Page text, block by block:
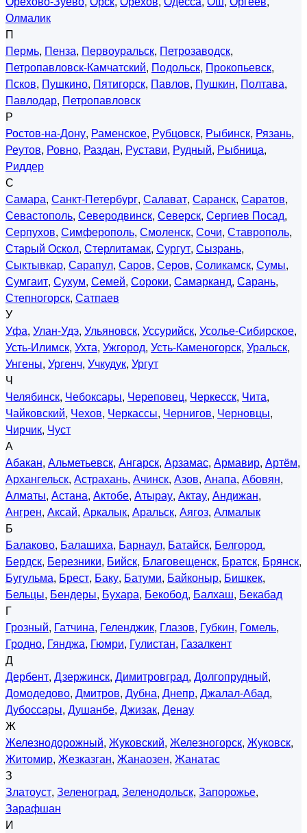
Олмалик
П
Пермь, Пенза, Первоуральск, Петрозаводск,
Петропавловск-Камчатский, Подольск, Прокопьевск,
Псков, Пушкино, Пятигорск, Павлов, Пушкин, Полтава,
Павлодар, Петропавловск
Р
Ростов-на-Дону, Раменское, Рубцовск, Рыбинск, Рязань,
Реутов, Ровно, Раздан, Рустави, Рудный, Рыбница,
Риддер
С
Самара, Санкт-Петербург, Салават, Саранск, Саратов,
Севастополь, Северодвинск, Северск, Сергиев Посад,
Серпухов, Симферополь, Смоленск, Сочи, Ставрополь,
Старый Оскол, Стерлитамак, Сургут, Сызрань,
Сыктывкар, Сарапул, Саров, Серов, Соликамск, Сумы,
Сумгаит, Сухум, Семей, Сороки, Самарканд, Сарань,
Степногорск, Сатпаев
У
Уфа, Улан-Удэ, Ульяновск, Уссурийск, Усолье-Сибирское,
Усть-Илимск, Ухта, Ужгород, Усть-Каменогорск, Уральск,
Унгены, Ургенч, Учкудук, Ургут
Ч
Челябинск, Чебоксары, Череповец, Черкесск, Чита,
Чайковский, Чехов, Черкассы, Чернигов, Черновцы,
Чирчик, Чуст
А
Абакан, Альметьевск, Ангарск, Арзамас, Армавир, Артём,
Архангельск, Астрахань, Ачинск, Азов, Анапа, Абовян,
Алматы, Астана, Актобе, Атырау, Актау, Андижан,
Ангрен, Аксай, Аркалык, Аральск, Аягоз, Алмалык
Б
Балаково, Балашиха, Барнаул, Батайск, Белгород,
Бердск, Березники, Бийск, Благовещенск, Братск, Брянск,
Бугульма, Брест, Баку, Батуми, Байконыр, Бишкек,
Бельцы, Бендеры, Бухара, Бекобод, Балхаш, Бекабад
Г
Грозный, Гатчина, Геленджик, Глазов, Губкин, Гомель,
Гродно, Гянджа, Гюмри, Гулистан, Газалкент
Д
Дербент, Дзержинск, Димитровград, Долгопрудный,
Домодедово, Дмитров, Дубна, Днепр, Джалал-Абад,
Дубоссары, Душанбе, Джизак, Денау
Ж
Железнодорожный, Жуковский, Железногорск, Жуковск,
Житомир, Жезказган, Жанаозен, Жанатас
З
Златоуст, Зеленоград, Зеленодольск, Запорожье,
Зарафшан
И